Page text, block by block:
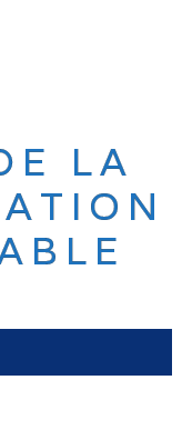
LA